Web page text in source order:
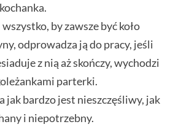
by zawsze być koło
odprowadza ją do pracy, jeśli
z nią aż skończy, wychodzi
parterki.
jak bardzo jest nieszczęśliwy, jak
i niepotrzebny.